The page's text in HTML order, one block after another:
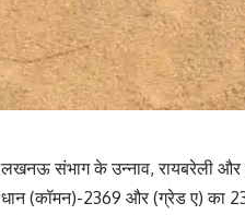
लखनऊ संभाग के उन्नाव, रायबरेली और
धान (कॉमन)-2369 और (ग्रेड ए) का